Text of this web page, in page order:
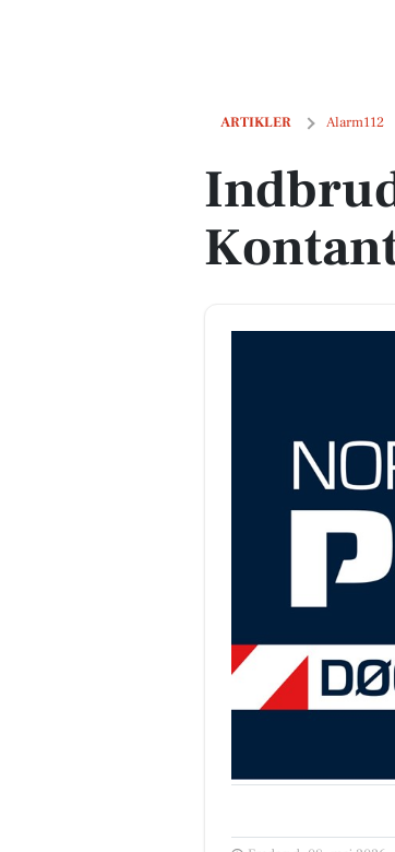
ARTIKLER Alarm112
Indbrud i kontor i Nibe: